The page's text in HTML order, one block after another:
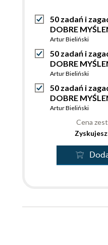
50 zadań i
DOBRE
Artur Bieliński
50 zadań i
DOBRE
Artur Bieliński
50 zadań i
DOBRE
Artur Bieliński
Cena